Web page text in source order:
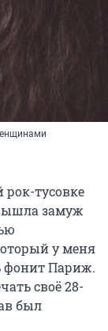
тусовке
замуж
у меня
фонит Париж.
своё 28-
был